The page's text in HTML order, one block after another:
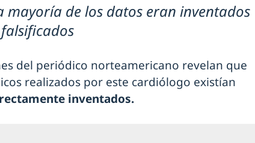
mayoría de los datos eran inventados
del periódico norteamericano revelan que
realizados por este cardiólogo existían
inventados.